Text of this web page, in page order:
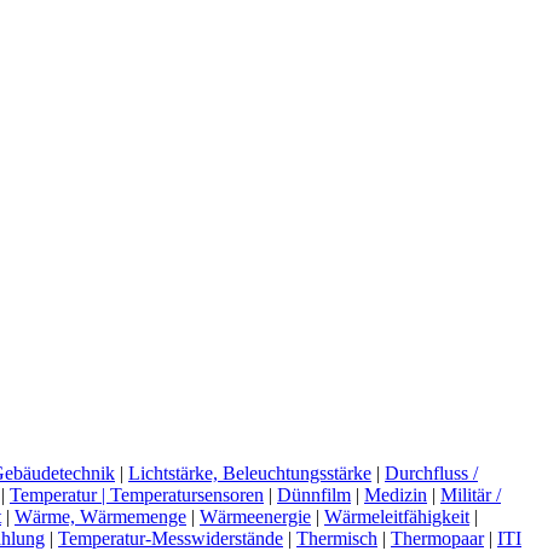
| Lichtstärke, Beleuchtungsstärke | Durchfluss /
Temperatur | Temperatursensoren | Dünnfilm | Medizin | Militär /
| Wärme, Wärmemenge | Wärmeenergie | Wärmeleitfähigkeit |
| Temperatur-Messwiderstände | Thermisch | Thermopaar| ITI